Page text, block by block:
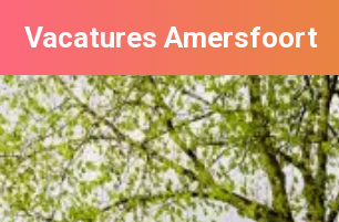
Vacatures Amersfoort
Vacatures per bedrijf
De populairste vacatures in Amersfoort
Nieuwsbrief feed